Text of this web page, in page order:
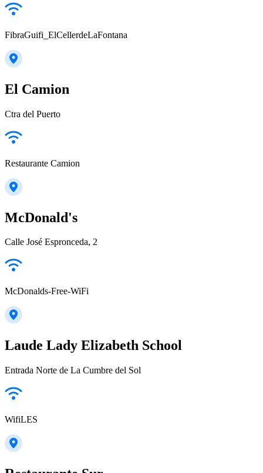
FibraGuifi_ElCellerdeLaFontana
El Camion
Ctra del Puerto
Restaurante Camion
McDonald's
Calle José Espronceda, 2
McDonalds-Free-WiFi
Laude Lady Elizabeth School
Entrada Norte de La Cumbre del Sol
WifiLES